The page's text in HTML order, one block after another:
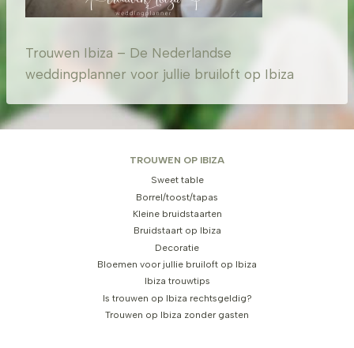
Trouwen Ibiza – De Nederlandse
weddingplanner voor jullie bruiloft op Ibiza
TROUWEN OP IBIZA
Sweet table
Borrel/toost/tapas
Kleine bruidstaarten
Bruidstaart op Ibiza
Decoratie
Bloemen voor jullie bruiloft op Ibiza
Ibiza trouwtips
Is trouwen op Ibiza rechtsgeldig?
Trouwen op Ibiza zonder gasten